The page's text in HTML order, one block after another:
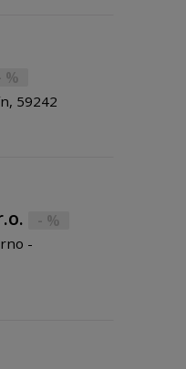
%
59242
- %
-